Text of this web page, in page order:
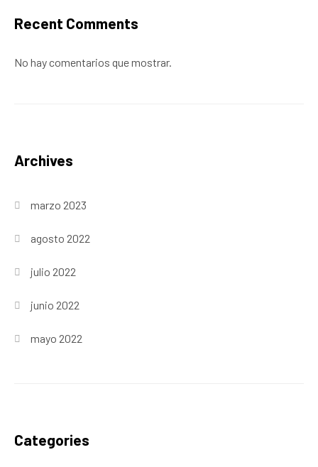
Recent Comments
No hay comentarios que mostrar.
Archives
marzo 2023
agosto 2022
julio 2022
junio 2022
mayo 2022
Categories